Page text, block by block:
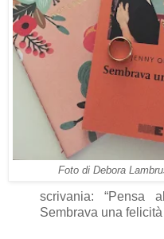
Foto di Debora
scrivania: “Pensa
Sembrava una